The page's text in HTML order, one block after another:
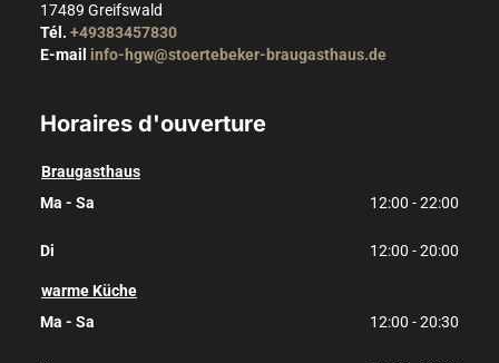
17489 Greifswald
Tél. +49383457830
E-mail info-hgw@stoertebeker-braugasthaus.de
Horaires d'ouverture
Braugasthaus
Ma - Sa
12:00 - 22:00
Di 12:00 - 20:00
warme Küche
Ma - Sa
12:00 - 20:30